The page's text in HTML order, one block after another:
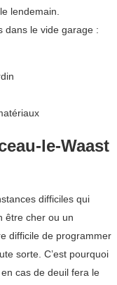
lendemain.
dans le vide garage :
le-Waast
difficiles qui
être cher ou un
difficile de programmer
sorte. C’est pourquoi
cas de deuil fera le